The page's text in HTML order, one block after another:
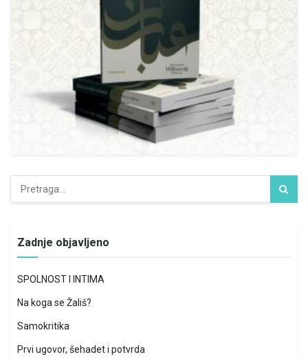
Zadnje objavljeno
SPOLNOST I INTIMA
Na koga se Žališ?
Samokritika
Prvi ugovor, šehadet i potvrda